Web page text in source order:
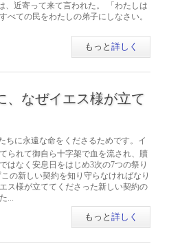
、近寄って来て言われた。 「わたしは
ての民をわたしの弟子にしなさい。
もっと 詳しく
、なぜイエス様が立て
ちに永遠な命をくださるためです。イ
られて御自ら十字架で血を流され、贖
はなく安息日をはじめ3次の7つの祭り
の新しい契約を知り守らなければなり
ス様が立ててくださった新しい契約の
...
もっと 詳しく